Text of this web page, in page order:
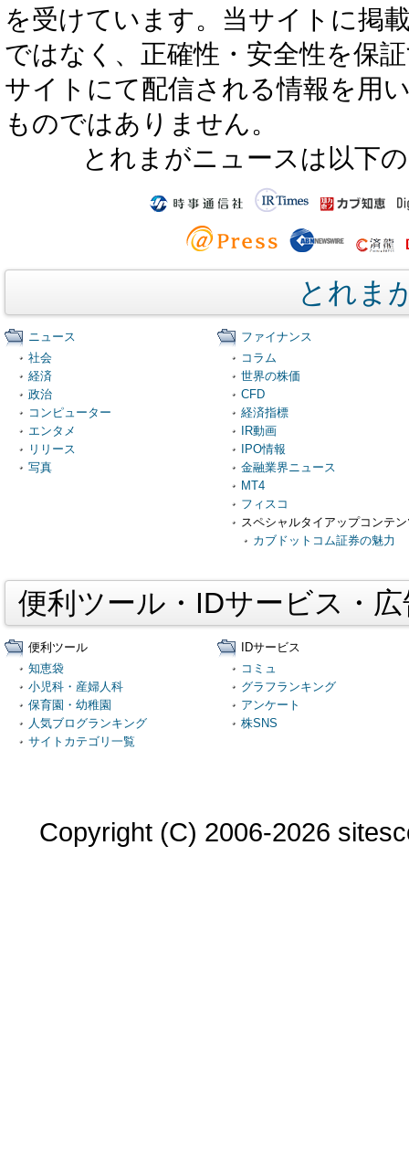
を受けています。当サイトに掲
ではなく、正確性・安全性を保
サイトにて配信される情報を用
ものではありません。
とれまがニュースは以下
とれま
ニュース
社会
経済
政治
コンピューター
エンタメ
リリース
写真
ファイナンス
コラム
世界の株価
CFD
経済指標
IR動画
IPO情報
金融業界ニュース
MT4
フィスコ
スペシャルタイアップコンテ
カブドットコム証券の魅力
便利ツール・IDサービス・
便利ツール
知恵袋
小児科・産婦人科
保育園・幼稚園
人気ブログランキング
サイトカテゴリ一覧
IDサービス
コミュ
グラフランキング
アンケート
株SNS
Copyright (C) 2006-2026